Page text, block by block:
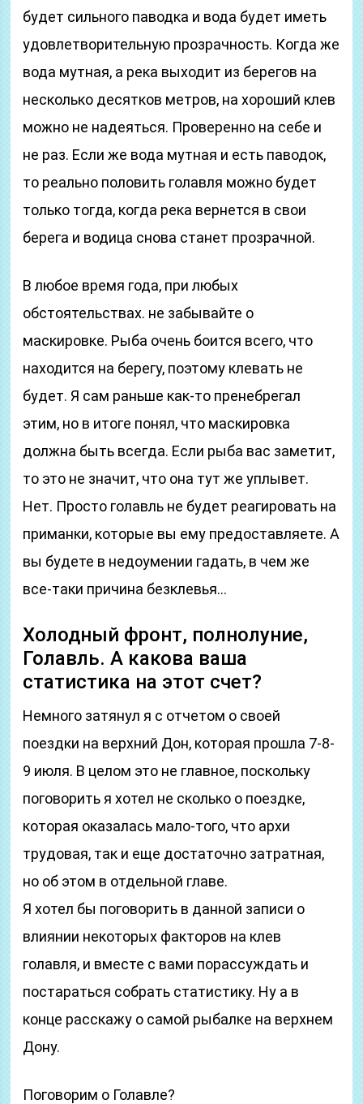
будет сильного паводка и вода будет иметь
удовлетворительную прозрачность. Когда же
вода мутная, а река выходит из берегов на
несколько десятков метров, на хороший клев
можно не надеяться. Проверенно на себе и
не раз. Если же вода мутная и есть паводок,
то реально половить голавля можно будет
только тогда, когда река вернется в свои
берега и водица снова станет прозрачной.
В любое время года, при любых
обстоятельствах. не забывайте о
маскировке. Рыба очень боится всего, что
находится на берегу, поэтому клевать не
будет. Я сам раньше как-то пренебрегал
этим, но в итоге понял, что маскировка
должна быть всегда. Если рыба вас заметит,
то это не значит, что она тут же уплывет.
Нет. Просто голавль не будет реагировать на
приманки, которые вы ему предоставляете. А
вы будете в недоумении гадать, в чем же
все-таки причина безклевья…
Холодный фронт, полнолуние,
Голавль. А какова ваша
статистика на этот счет?
Немного затянул я с отчетом о своей
поездки на верхний Дон, которая прошла 7-8-
9 июля. В целом это не главное, поскольку
поговорить я хотел не сколько о поездке,
которая оказалась мало-того, что архи
трудовая, так и еще достаточно затратная,
но об этом в отдельной главе.
Я хотел бы поговорить в данной записи о
влиянии некоторых факторов на клев
голавля, и вместе с вами порассуждать и
постараться собрать статистику. Ну а в
конце расскажу о самой рыбалке на верхнем
Дону.
Поговорим о Голавле?